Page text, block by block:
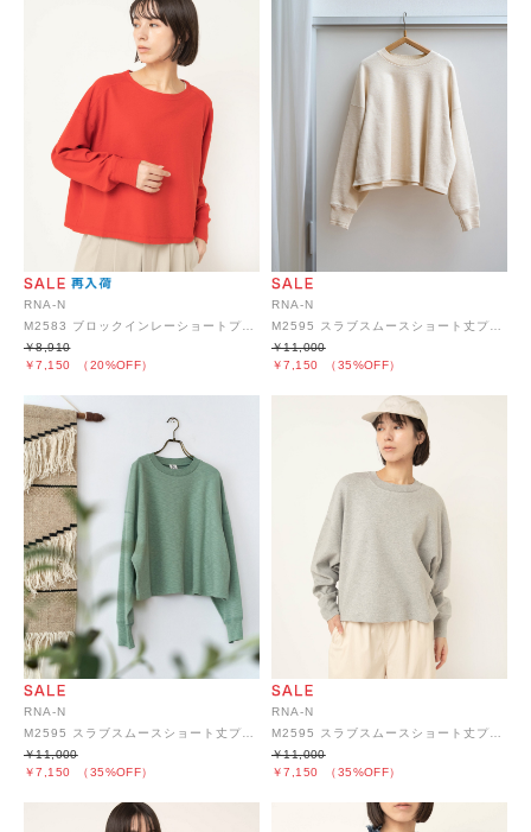
RNA-N
￥7,150 （20%OFF）
￥8,910
RNA-N
￥7,150 （35%OFF）
￥11,000
RNA-N
￥7,150 （35%OFF）
￥11,000
RNA-N
￥7,150 （35%OFF）
￥11,000